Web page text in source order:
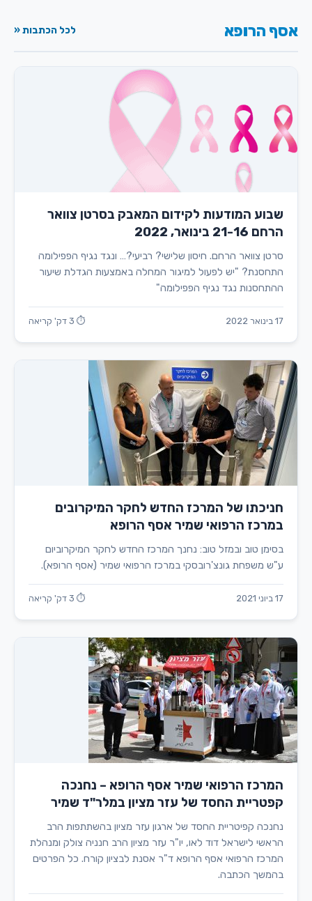
אסף הרופא לכל הכתבות «
שבוע המודעות לקידום המאבק בסרטן צוואר
הרחם 21-16 בינואר, 2022
סרטן צוואר הרחם. חיסון שלישי? רביעי?… ונגד נגיף הפפילומה
התחסנת? "יש לפעול למיגור המחלה באמצעות הגדלת שיעור
ההתחסנות נגד נגיף הפפילומה"
17 בינואר 2022 ⏱ 3 דק' קריאה
חניכתו של המרכז החדש לחקר המיקרובים
במרכז הרפואי שמיר אסף הרופא
בסימן טוב ובמזל טוב: נחנך המרכז החדש לחקר המיקרוביום
ע"ש משפחת גונצ'רובסקי במרכז הרפואי שמיר (אסף הרופא).
17 ביוני 2021 ⏱ 3 דק' קריאה
המרכז הרפואי שמיר אסף הרופא – נחנכה
קפטריית החסד של עזר מציון במלר"ד שמיר
נחנכה קפיטריית החסד של ארגון עזר מציון בהשתתפות הרב
הראשי לישראל דוד לאו, יו"ר עזר מציון הרב חנניה צולק ומנהלת
המרכז הרפואי אסף הרופא ד"ר אסנת לבציון קורח. כל הפרטים
בהמשך הכתבה.